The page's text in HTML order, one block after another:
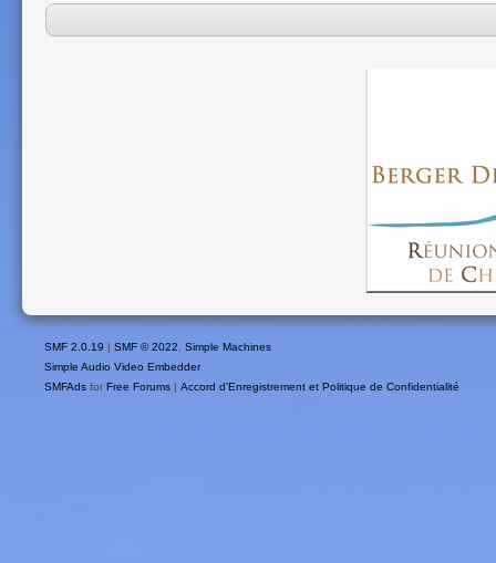
SMF 2.0.19 | SMF © 2022
Simple Machines
Simple Audio Video Embedder
SMFAds for Free Forums | Accord d'Enregistrement et Politique de Confidentialité